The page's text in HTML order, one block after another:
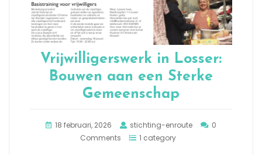
Vrijwilligerswerk in Losser:
Bouwen aan een Sterke
Gemeenschap
18 februari, 2026 stichting-enroute
0
Comments
1 category